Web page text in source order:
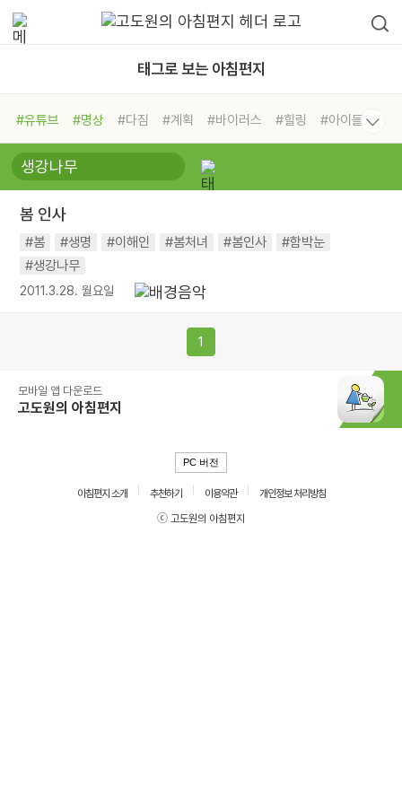
태그로 보는 아침편지
#유튜브 #명상 #다짐 #계획 #바이러스 #힐링
#아이들
#비전캠프
#독서캠프 #삶
#희망
#나눔 #친구 #링컨학교
#독서
#건강
봄 인사
#봄 #생명 #이해인 #봄처녀 #봄인사
#함박눈
#생강나무
2011.3.28. 월요일
1
모바일 앱 다운로드
고도원의 아침편지
PC 버전
아침편지 소개 추천하기 이용약관
개인정보 처리방침
ⓒ 고도원의 아침편지